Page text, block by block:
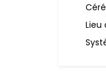
Lieu